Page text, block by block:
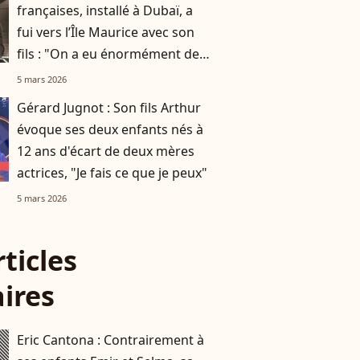
françaises, installé à Dubaï, a
fui vers l’Île Maurice avec son
fils : "On a eu énormément de
chance"
5 mars 2026
Gérard Jugnot : Son fils Arthur
évoque ses deux enfants nés à
12 ans d'écart de deux mères
actrices, "Je fais ce que je peux"
5 mars 2026
Eric Cantona : Contrairement à